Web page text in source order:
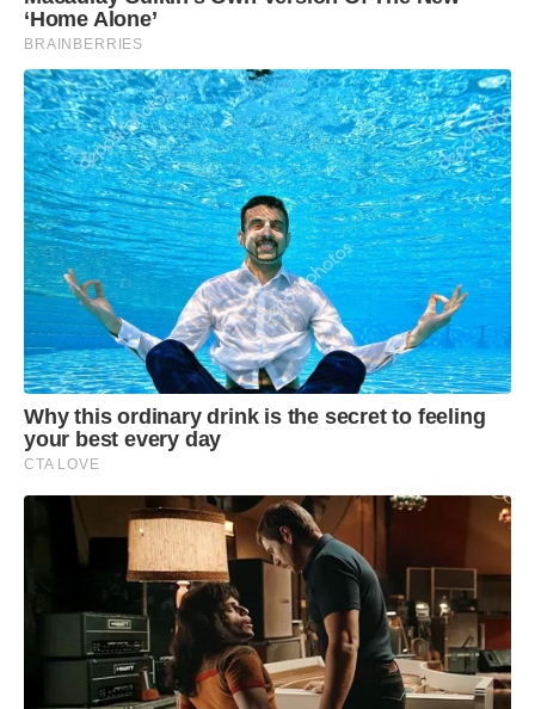
de Nova York.
*Com informações da Associated Press
‘Home Alone’
BRAINBERRIES
Why this ordinary drink is the secret to feeling
your best every day
CTA LOVE